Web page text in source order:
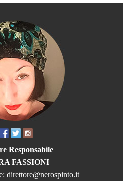
Responsabile
FASSIONI
direttore@nerospinto.it